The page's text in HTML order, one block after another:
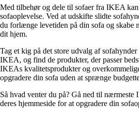
Med tilbehør og dele til sofaer fra IKEA
sofaoplevelse. Ved at udskifte slidte
du forlænge levetiden på din sofa og skabe
dit hjem.
Tag et kig på det store udvalg af
IKEA, og find de produkter, der passer
IKEAs kvalitetsprodukter og
opgradere din sofa uden at sprænge
Så hvad venter du på? Gå ned til
deres hjemmeside for at opgradere din